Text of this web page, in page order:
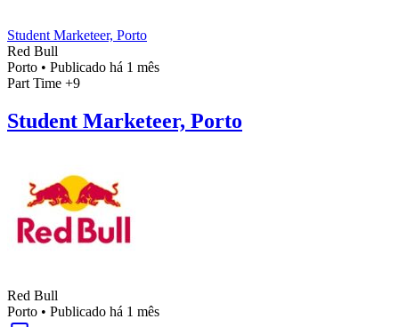
Student Marketeer, Porto
Red Bull
Porto • Publicado há 1 mês
Part Time +9
Student Marketeer, Porto
Red Bull
Porto • Publicado há 1 mês